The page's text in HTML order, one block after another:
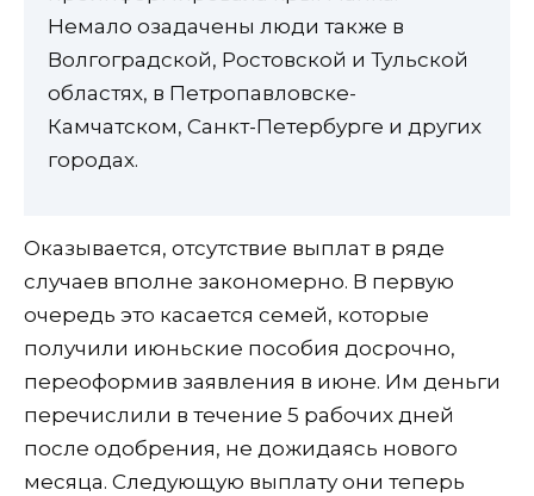
Немало озадачены люди также в
Волгоградской, Ростовской и Тульской
областях, в Петропавловске-
Камчатском, Санкт-Петербурге и других
городах.
Оказывается, отсутствие выплат в ряде
случаев вполне закономерно. В первую
очередь это касается семей, которые
получили июньские пособия досрочно,
переоформив заявления в июне. Им деньги
перечислили в течение 5 рабочих дней
после одобрения, не дожидаясь нового
месяца. Следующую выплату они теперь